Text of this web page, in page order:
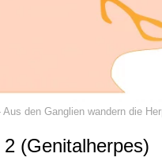
den Ganglien wandern die
(Genitalherpes)